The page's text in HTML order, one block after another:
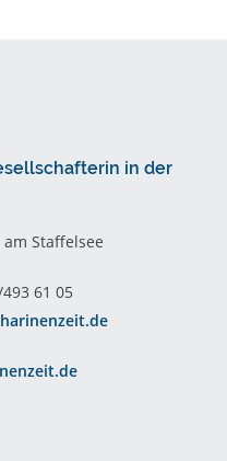
in der
Staffelsee
61 05